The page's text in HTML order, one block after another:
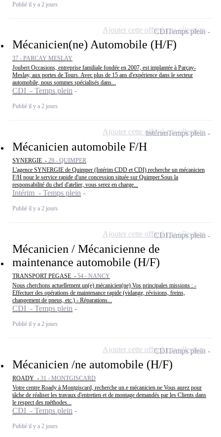
Publié il y a 2 jours
Mécanicien(ne) Automobile (H/F)
37 - PARCAY MESLAY
Joubert Occasions, entreprise familiale fondée en 2007, est implantée à Parçay-
Meslay, aux portes de Tours. Avec plus de 15 ans d'expérience dans le secteur
automobile, nous sommes spécialisés dans...
CDI - Temps plein
Publié il y a 2 jours
CDITemps plein
Ajouter cette offre à ma sélection
Mécanicien automobile F/H
SYNERGIE - 29 - QUIMPER
L'agence SYNERGIE de Quimper (Intérim CDD et CDI) recherche un mécanicien
F/H pour le service rapide d'une concession située sur Quimper.Sous la
responsabilité du chef d'atelier, vous serez en charge...
Intérim - Temps plein
Publié il y a 2 jours
IntérimTemps plein
Ajouter cette offre à ma sélection
Mécanicien / Mécanicienne de
maintenance automobile (H/F)
TRANSPORT PEGASE - 54 - NANCY
Nous cherchons actuellement un(e) mécanicien(ne) Vos principales missions : -
Effectuer des opérations de maintenance rapide (vidange, révisions, freins,
changement de pneus, etc.) - Réparations...
CDI - Temps plein
Publié il y a 2 jours
CDITemps plein
Ajouter cette offre à ma sélection
Mécanicien /ne automobile (H/F)
ROADY - 31 - MONTGISCARD
Votre centre Roady à Montgiscard, recherche un.e mécanicien.ne Vous aurez pour
tâche de réaliser les travaux d'entretien et de montage demandés par les Clients dans
le respect des méthodes...
CDI - Temps plein
Publié il y a 2 jours
CDITemps plein
Ajouter cette offre à ma sélection